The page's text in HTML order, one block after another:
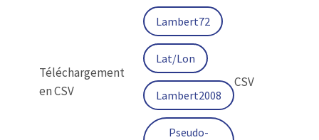
Téléchargement
en CSV
Lambert72
Lat/Lon
Lambert2008
Pseudo-
CSV